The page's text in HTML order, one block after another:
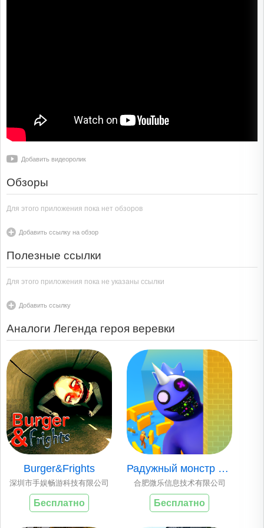
Добавить видеоролик
Обзоры
Для этого приложения пока нет обзоров
Добавить ссылку на обзор
Полезные ссылки
Для этого приложения пока не указаны ссылки
Добавить ссылку
Аналоги Легенда героя веревки
Burger&Frights
深圳市手娱畅游科技有限公司
Бесплатно
Радужный монстр в ..
合肥微乐信息技术有限公司
Бесплатно